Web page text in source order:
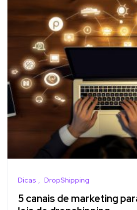
Dicas DropShipping
5 canais de marketing